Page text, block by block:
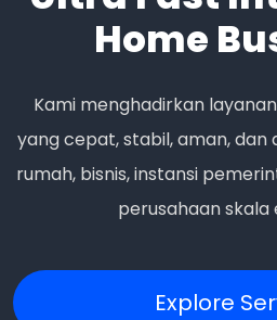
Home
Kami menghadirkan
yang cepat, stabil, aman, dan
rumah, bisnis, instansi
perusahaan skala
Explore